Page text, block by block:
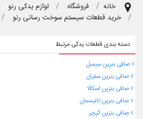
خانه فروشگاه
لوازم یدکی رنو
خرید قطعات سیستم سوخت رسانی رنو
دسته بندی قطعات یدکی مرتبط
صافی بنزین سیمبل
صافی بنزین سفران
صافی بنزین اسکالا
صافی بنزین تالیسمان
صافی بنزین کپچر